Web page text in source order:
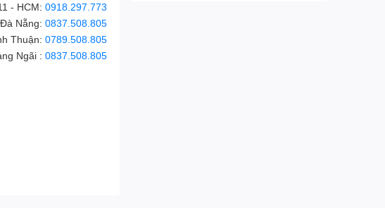
- HCM:0918.297.773
Nẵng:0837.508.805
Thuận:0789.508.805
Ngãi :0837.508.805